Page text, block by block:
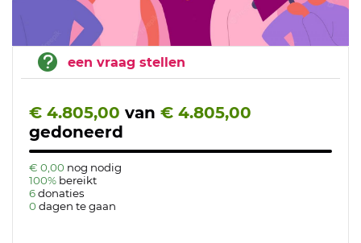
een vraag stellen
€ 4.805,00 van € 4.805,00
gedoneerd
€ 0,00 nog nodig
100% bereikt
6donaties
0 dagen te gaan